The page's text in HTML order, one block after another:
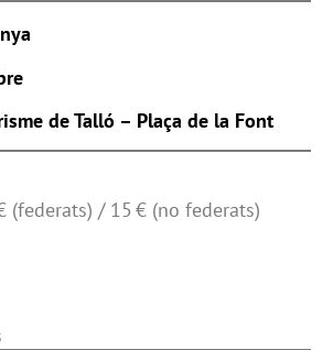
de Talló – Plaça de la Font
(federats) / 15 € (no federats)